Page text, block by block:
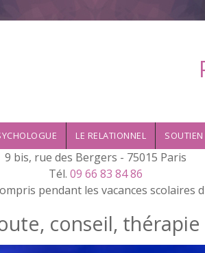
LE RELATIONNEL SOUTIEN
9 bis, rue des Bergers - 75015 Paris
Tél. 09 66 83 84 86
pendant les vacances scolaires
conseil, thérapie